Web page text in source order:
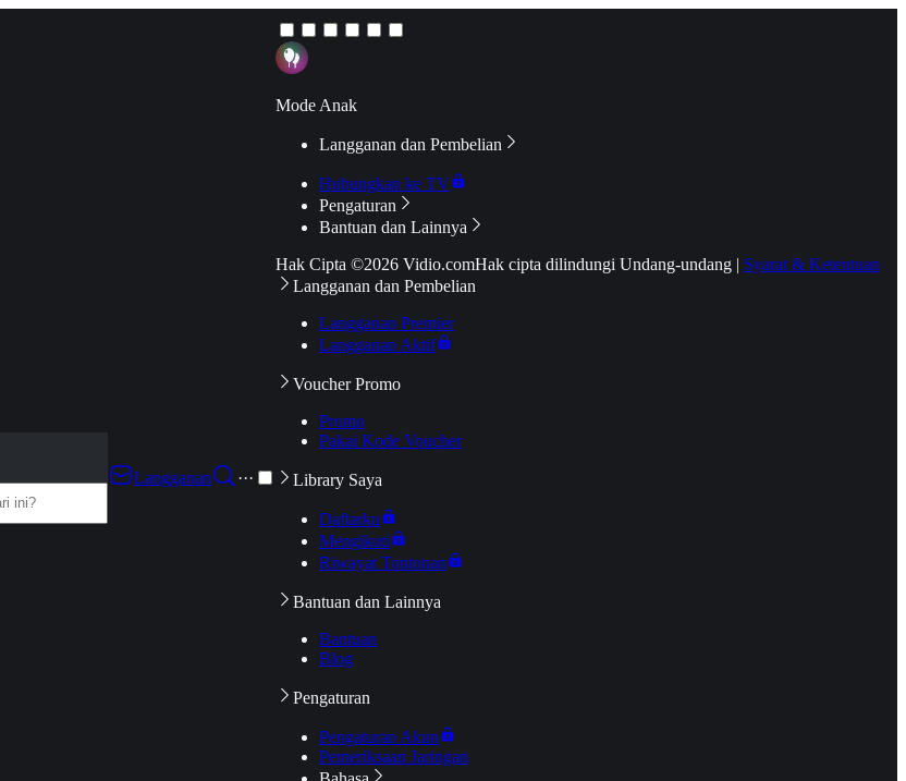
Langganan
···
Mode Anak
Langganan dan Pembelian
Hubungkan ke TV
Pengaturan
Bantuan dan Lainnya
Hak Cipta ©2026 Vidio.comHak cipta dilindungi Undang-undang | Syarat & Ketentuan
Langganan dan Pembelian
Langganan Premier
Langganan Aktif
Voucher Promo
Promo
Pakai Kode Voucher
Library Saya
Daftarku
Mengikuti
Riwayat Tontonan
Bantuan dan Lainnya
Bantuan
Blog
Pengaturan
Pengaturan Akun
Pemeriksaan Jaringan